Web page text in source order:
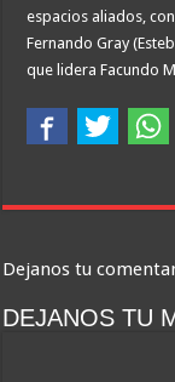
espacios aliados,
Fernando Gray
que lidera Facundo
Dejanos tu
DEJANOS TU